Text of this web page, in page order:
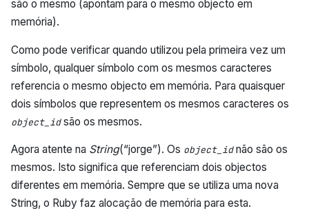
são o mesmo (apontam para o mesmo objecto em
memória).
Como pode verificar quando utilizou pela primeira vez um
símbolo, qualquer símbolo com os mesmos caracteres
referencia o mesmo objecto em memória. Para quaisquer
dois símbolos que representem os mesmos caracteres os
object_idsão os mesmos.
Agora atente na String(“jorge”). Os object_idnão são os
mesmos. Isto significa que referenciam dois objectos
diferentes em memória. Sempre que se utiliza uma nova
String, o Ruby faz alocação de memória para esta.